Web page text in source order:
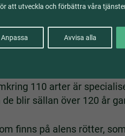
att utveckla och förbättra våra
Anpassa Avvisa alla
efter istiden, för
spridd längs
alkärr som på våren står
för flera djur och
110 arter är
blir sällan över 120 år
finns på alens rötter,